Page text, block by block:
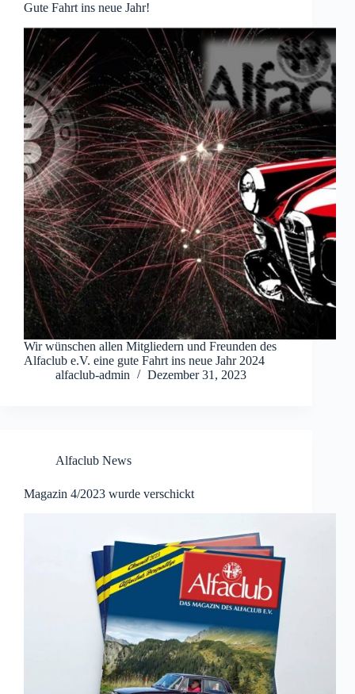
Gute Fahrt ins neue Jahr!
Wir wünschen allen Mitgliedern und Freunden des
Alfaclub e.V. eine gute Fahrt ins neue Jahr 2024
alfaclub-admin
Dezember 31, 2023
Alfaclub News
Magazin 4/2023 wurde verschickt